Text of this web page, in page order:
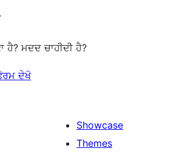
ਹੈ? ਮਦਦ ਚਾਹੀਦੀ ਹੈ?
ਦੇਖੋ
Showcase
Themes